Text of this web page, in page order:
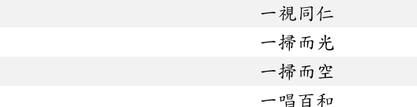
一視同仁
一掃而光
一掃而空
一唱百和